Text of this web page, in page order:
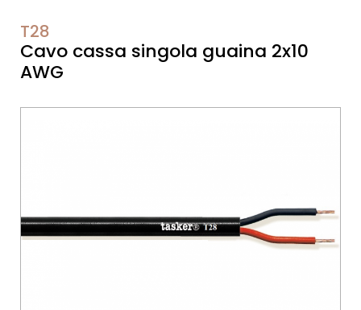
T28
Cavo cassa singola guaina 2x10
AWG